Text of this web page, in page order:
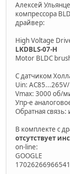
Алексей
компрессора
драйвер:
High Voltage
LKDBLS-07-H
Motor BLDC
С датчиком
Uin:
Vmax: 3000 об/
Упр-е
Обратная связь:
В комплекте с
отсутствует
on-line:
GOOGLE